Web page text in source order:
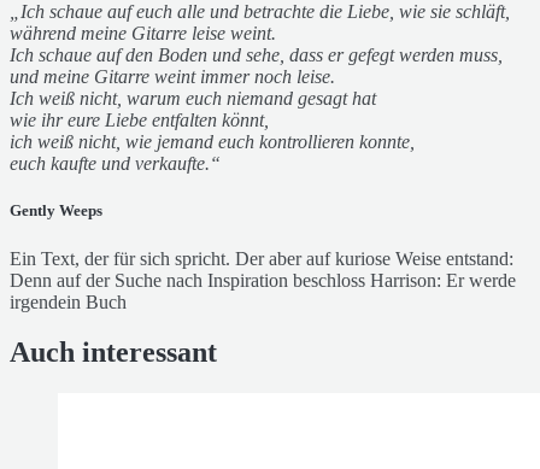
„Ich schaue auf euch alle und betrachte die Liebe, wie sie schläft,
während meine Gitarre leise weint.
Ich schaue auf den Boden und sehe, dass er gefegt werden muss,
und meine Gitarre weint immer noch leise.
Ich weiß nicht, warum euch niemand gesagt hat
wie ihr eure Liebe entfalten könnt,
ich weiß nicht, wie jemand euch kontrollieren konnte,
euch kaufte und verkaufte.“
Gently Weeps
Ein Text, der für sich spricht. Der aber auf kuriose Weise entstand:
Denn auf der Suche nach Inspiration beschloss Harrison: Er werde
irgendein Buch
Auch interessant